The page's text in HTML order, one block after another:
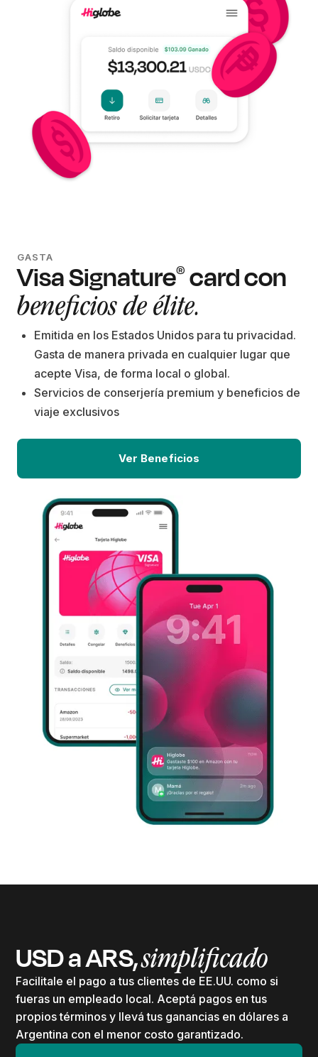
GASTA
Visa Signature® card con
beneficios de élite.
Emitida en los Estados Unidos para tu privacidad.
Gasta de manera privada en cualquier lugar que
acepte Visa, de forma local o global.
Servicios de conserjería premium y beneficios de
viaje exclusivos
Ver Beneficios
USD a ARS,simplificado
Facilitale el pago a tus clientes de EE.UU. como si
fueras un empleado local. Aceptá pagos en tus
propios términos y llevá tus ganancias en dólares a
Argentina con el menor costo garantizado.